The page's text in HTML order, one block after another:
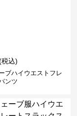
税込)
ブハイウエストフレ
ンツ